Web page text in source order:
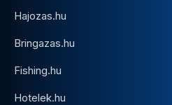
Hajozas.hu
Bringazas.hu
Fishing.hu
Hotelek.hu